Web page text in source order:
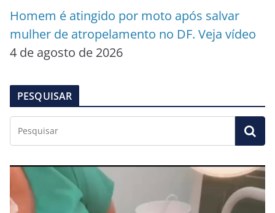
Homem é atingido por moto após salvar
mulher de atropelamento no DF. Veja vídeo
4 de agosto de 2026
PESQUISAR